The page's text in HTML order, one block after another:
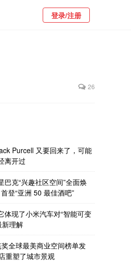
登录/注册
26
Purcell 又要回来了，可能
离开过
巴克“兴趣社区空间”全面焕
登“亚洲 50 最佳酒吧”
体现了小米汽车对“智能可变
新理解
全球最美商业空间榜单发
重塑了城市景观